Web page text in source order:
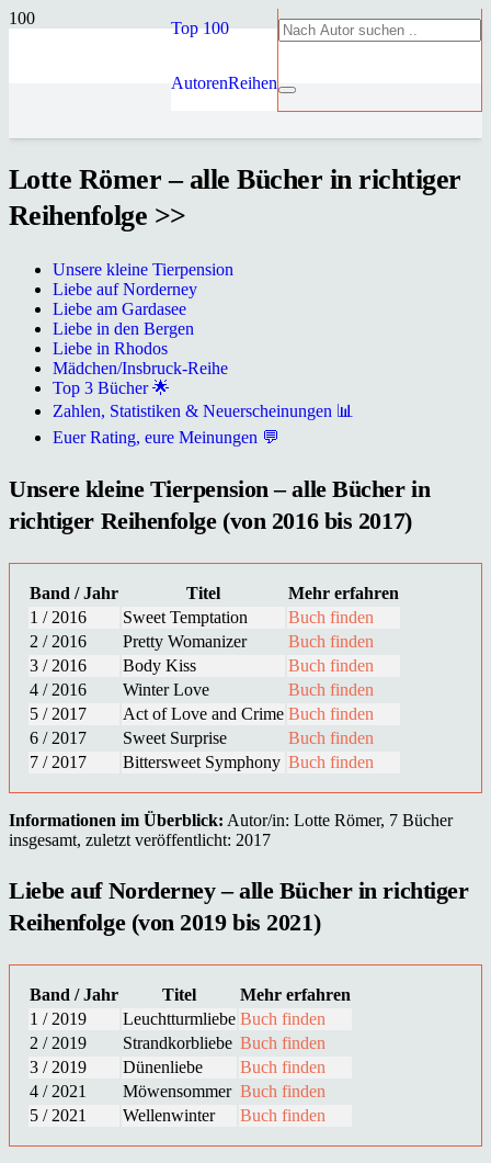
Top 100
AutorenReihen
Lotte Römer – alle Bücher in richtiger
Reihenfolge >>
Unsere kleine Tierpension
Liebe auf Norderney
Liebe am Gardasee
Liebe in den Bergen
Liebe in Rhodos
Mädchen/Insbruck-Reihe
Top 3 Bücher 🌟
Zahlen, Statistiken & Neuerscheinungen 📊
Euer Rating, eure Meinungen 💬
Unsere kleine Tierpension – alle Bücher in
richtiger Reihenfolge (von 2016 bis 2017)
Band / Jahr Titel
Mehr erfahren
1 / 2016
Sweet Temptation
Buch finden
2 / 2016
Pretty Womanizer
Buch finden
3 / 2016
Body Kiss
Buch finden
4 / 2016
Winter Love
Buch finden
5 / 2017
Act of Love and Crime Buch finden
6 / 2017
Sweet Surprise
Buch finden
7 / 2017
Bittersweet Symphony Buch finden
Informationen im Überblick: Autor/in: Lotte Römer, 7 Bücher
insgesamt, zuletzt veröffentlicht: 2017
Liebe auf Norderney – alle Bücher in richtiger
Reihenfolge (von 2019 bis 2021)
Band / Jahr Titel
Mehr erfahren
1 / 2019
Leuchtturmliebe Buch finden
2 / 2019
Strandkorbliebe Buch finden
3 / 2019
Dünenliebe
Buch finden
4 / 2021
Möwensommer Buch finden
5 / 2021
Wellenwinter Buch finden